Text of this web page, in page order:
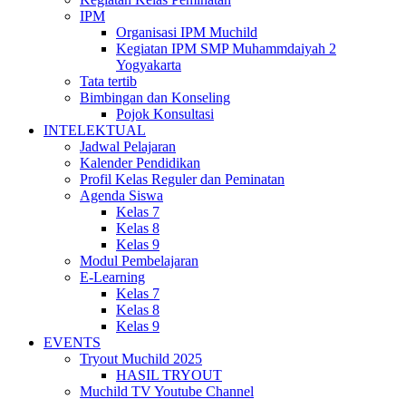
IPM
Organisasi IPM Muchild
Kegiatan IPM SMP Muhammdaiyah 2
Yogyakarta
Tata tertib
Bimbingan dan Konseling
Pojok Konsultasi
INTELEKTUAL
Jadwal Pelajaran
Kalender Pendidikan
Profil Kelas Reguler dan Peminatan
Agenda Siswa
Kelas 7
Kelas 8
Kelas 9
Modul Pembelajaran
E-Learning
Kelas 7
Kelas 8
Kelas 9
EVENTS
Tryout Muchild 2025
HASIL TRYOUT
Muchild TV Youtube Channel